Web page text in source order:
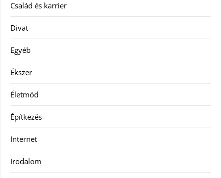
Család és karrier
Divat
Egyéb
Ékszer
Életmód
Építkezés
Internet
Irodalom